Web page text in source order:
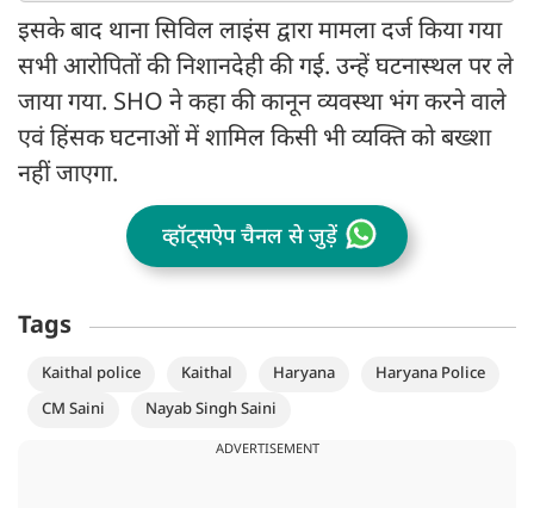
इसके बाद थाना सिविल लाइंस द्वारा मामला दर्ज किया गया
सभी आरोपितों की निशानदेही की गई. उन्हें घटनास्थल पर ले
जाया गया. SHO ने कहा की कानून व्यवस्था भंग करने वाले
एवं हिंसक घटनाओं में शामिल किसी भी व्यक्ति को बख्शा
नहीं जाएगा.
व्हॉट्सऐप चैनल से जुड़ें
Tags
Kaithal police Kaithal Haryana
Haryana Police
CM Saini
Nayab Singh Saini
ADVERTISEMENT